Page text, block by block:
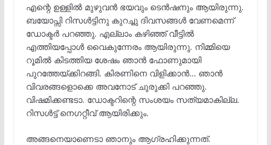
എന്റെ ഉള്ളിൽ മുഴുവൻ ഭയവും ടെൻഷനും ആയിരുന്നു.
ബയോപ്സി റിസൾട്ടിനു കുറച്ചു ദിവസങ്ങൾ വേണമെന്ന്
ഡോക്ടർ പറഞ്ഞു. എല്ലാം കഴിഞ്ഞ് വീട്ടിൽ
എത്തിയപ്പോൾ വൈകുന്നേരം ആയിരുന്നു. നിമ്മിയെ
റൂമിൽ കിടത്തിയ ശേഷം ഞാൻ ഫോണുമായി
പുറത്തേയ്ക്കിറങ്ങി. കിരണിനെ വിളിക്കാൻ… ഞാൻ
വിവരങ്ങളൊക്കെ അവനോട് ചുരുക്കി പറഞ്ഞു.
വിഷമിക്കണ്ടടാ. ഡോക്ടറിന്റെ സംശയം സത്യമാകില്ല.
റിസൾട്ട്‌ നെഗറ്റീവ് ആയിരിക്കും.
അങ്ങനെയാണെടാ ഞാനും ആഗ്രഹിക്കുന്നത്.